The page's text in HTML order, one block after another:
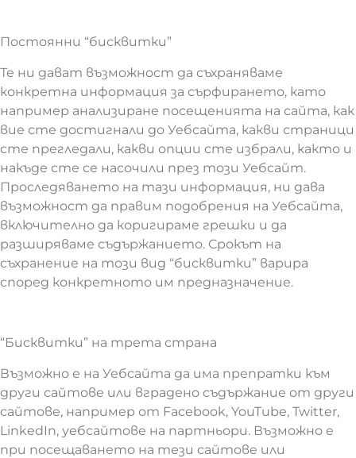
Постоянни “бисквитки”
Те ни дават възможност да съхраняваме
конкретна информация за сърфирането, като
например анализиране посещенията на сайта, как
вие сте достигнали до Уебсайта, какви страници
сте прегледали, какви опции сте избрали, както и
накъде сте се насочили през този Уебсайт.
Проследяването на тази информация, ни дава
възможност да правим подобрения на Уебсайта,
включително да коригираме грешки и да
разширяваме съдържанието. Срокът на
съхранение на този вид “бисквитки” варира
според конкретното им предназначение.
“Бисквитки” на трета страна
Възможно е на Уебсайта да има препратки към
други сайтове или вградено съдържание от други
сайтове, например от Facebook, YouTube, Twitter,
LinkedIn, уебсайтове на партньори. Възможно е
при посещаването на тези сайтове или